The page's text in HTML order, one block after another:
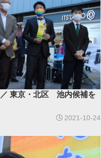
東京・北区 池内候補を
2021-10-24